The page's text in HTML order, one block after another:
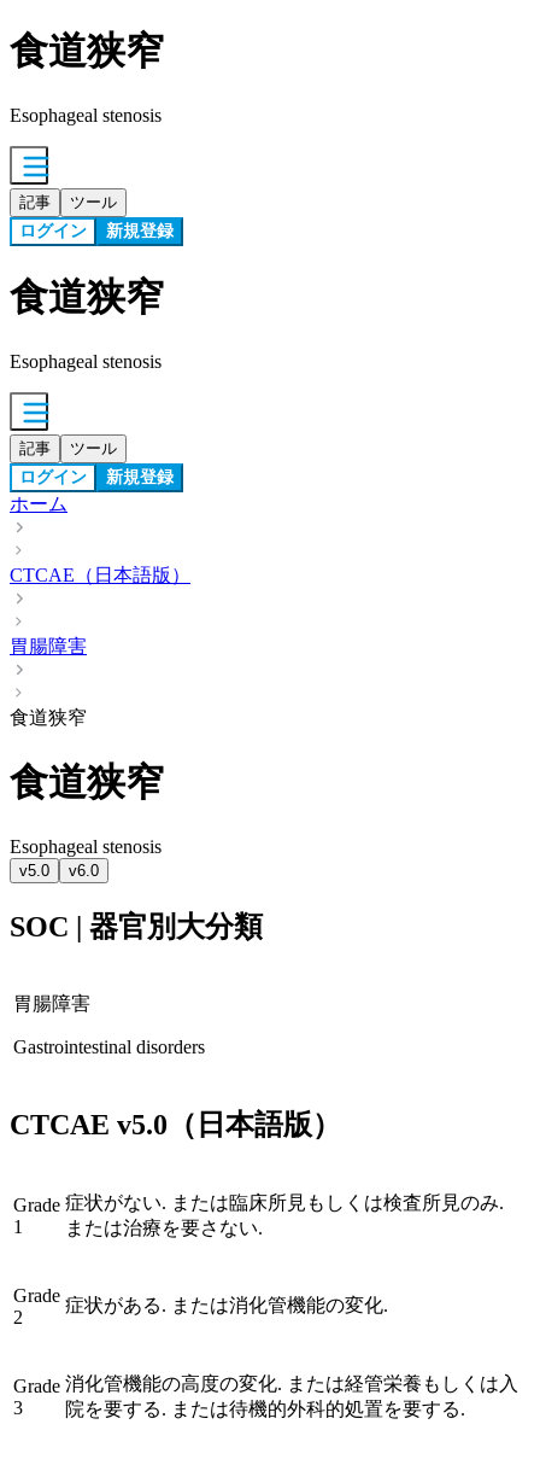
食道狭窄
Esophageal stenosis
記事 ツール
ログイン 新規登録
食道狭窄
Esophageal stenosis
記事 ツール
ログイン 新規登録
ホーム
CTCAE（日本語版）
胃腸障害
食道狭窄
食道狭窄
Esophageal stenosis
v5.0 v6.0
SOC | 器官別大分類
胃腸障害
Gastrointestinal disorders
CTCAE v5.0 （日本語版）
Grade
1
症状がない. または臨床所見もしくは検査所見のみ.
または治療を要さない.
Grade
2
症状がある. または消化管機能の変化.
Grade
3
消化管機能の高度の変化. または経管栄養もしくは入
院を要する. または待機的外科的処置を要する.